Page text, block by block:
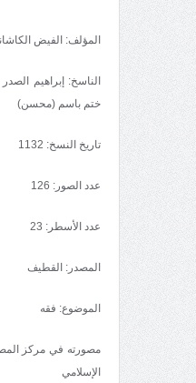
المؤلف: الفيض
الناسخ: إبراهيم
ختم باسم (محسن)
تاريخ النسخ: 1132
عدد الصور: 126
عدد الأسطر: 23
المصدر: القطيف
الموضوع: فقه
مصورته في مركز
الإسلامي